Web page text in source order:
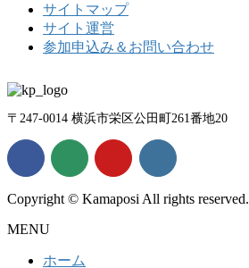
サイトマップ
サイト運営
参加申込み＆お問い合わせ
〒247-0014 横浜市栄区公田町261番地20
Copyright © Kamaposi All rights reserved.
MENU
ホーム